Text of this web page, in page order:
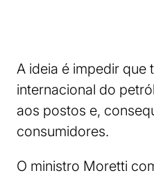
A ideia é impedir que
internacional do
aos postos e,
consumidores.
O ministro Moretti